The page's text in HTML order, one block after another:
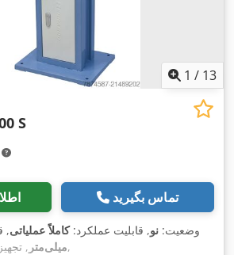
1 / 13
S
تماس بگیرید
وضعیت: نو, قابلیت عملکرد:کاملاً عملیاتی,
میلی‌متر , ,